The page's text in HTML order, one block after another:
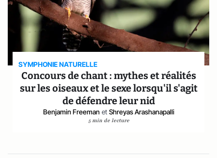
SYMPHONIE NATURELLE
Concours de chant : mythes et réalités
sur les oiseaux et le sexe lorsqu'il s'agit
de défendre leur nid
Benjamin Freeman et Shreyas Arashanapalli
5 min de lecture